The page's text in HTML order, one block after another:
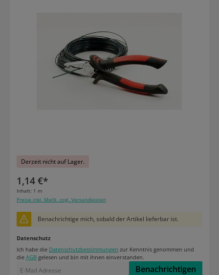
Derzeit nicht auf Lager.
1,14 €*
Inhalt: 1 m
Preise inkl. MwSt. zzgl. Versandkosten
Benachrichtige mich, sobald der Artikel lieferbar ist.
Datenschutz
Ich habe die Datenschutzbestimmungen zur Kenntnis genommen und
die AGBgelesen und bin mit ihnen einverstanden.
Benachrichtigen